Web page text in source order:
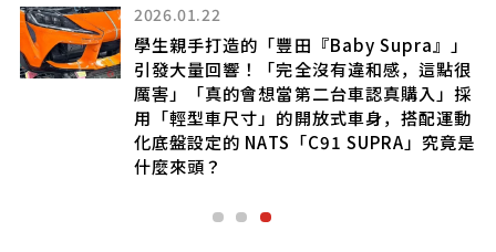
2026.01.22
學生親手打造的「豐田『Baby Supra』」
引發大量回響！「完全沒有違和感，這點很
厲害」「真的會想當第二台車認真購入」採
用「輕型車尺寸」的開放式車身，搭配運動
化底盤設定的 NATS「C91 SUPRA」究竟是
什麼來頭？